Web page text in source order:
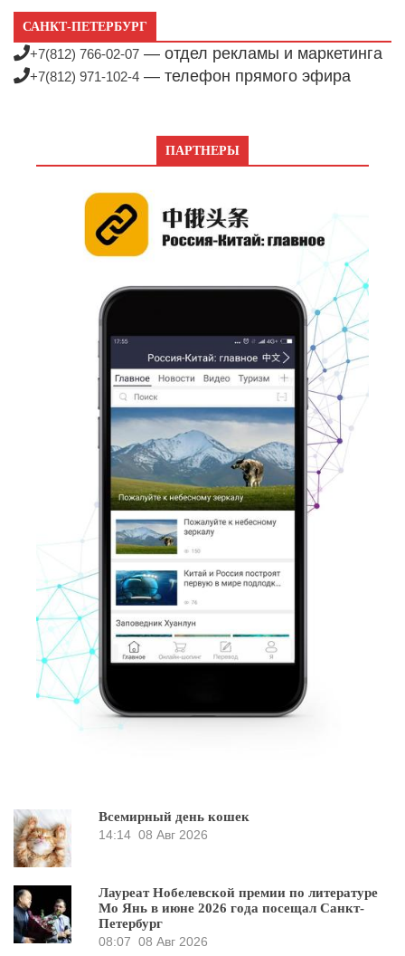
САНКТ-ПЕТЕРБУРГ
+7(812) 766-02-07 — отдел рекламы и маркетинга
+7(812) 971-102-4 — телефон прямого эфира
ПАРТНЕРЫ
Всемирный день кошек
14:14 08 Авг 2026
Лауреат Нобелевской премии по литературе
Мо Янь в июне 2026 года посещал Санкт-
Петербург
08:07 08 Авг 2026